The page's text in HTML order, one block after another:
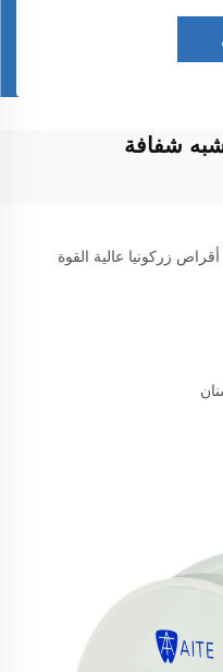
شفافة
أقراص زركونيا عالية القوة